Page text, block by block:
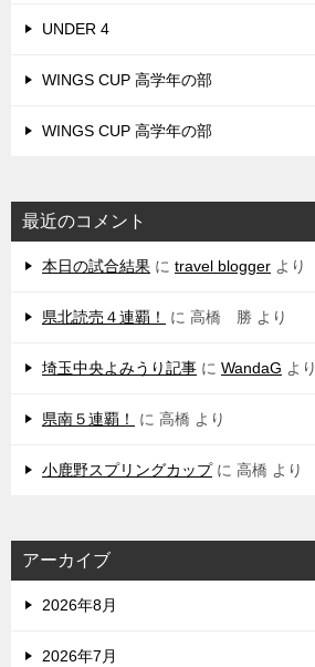
UNDER 4
WINGS CUP 高学年の部
WINGS CUP 高学年の部
最近のコメント
本日の試合結果 に travel blogger より
県北読売４連覇！ に 高橋 勝 より
埼玉中央よみうり記事 に WandaG より
県南５連覇！ に 高橋 より
小鹿野スプリングカップに 高橋 より
アーカイブ
2026年8月
2026年7月